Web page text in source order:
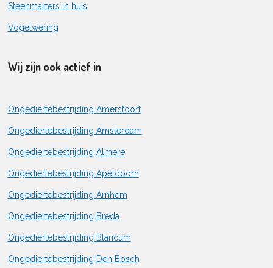
Steenmarters in huis
Vogelwering
Wij zijn ook actief in
Ongediertebestrijding Amersfoort
Ongediertebestrijding Amsterdam
Ongediertebestrijding Almere
Ongediertebestrijding Apeldoorn
Ongediertebestrijding Arnhem
Ongediertebestrijding Breda
Ongediertebestrijding Blaricum
Ongediertebestrijding Den Bosch